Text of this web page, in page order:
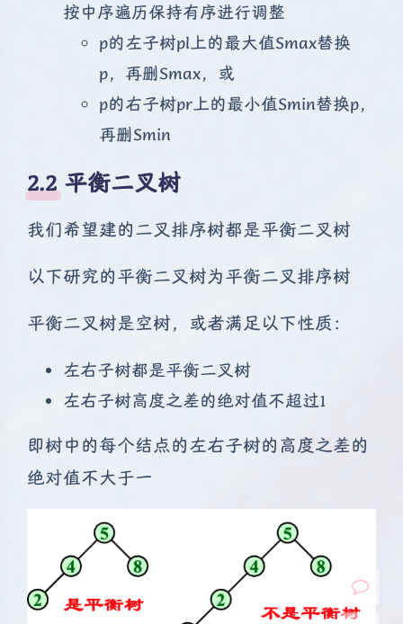
夜间模式
Sans Serif Serif
暗化
按中序遍历保持有序进行调整
p的左子树pl上的最大值Smax替换
p，再删Smax，或
p的右子树pr上的最小值Smin替换p，
再删Smin
2.2 平衡二叉树
我们希望建的二叉排序树都是平衡二叉树
以下研究的平衡二叉树为平衡二叉排序树
平衡二叉树是空树，或者满足以下性质：
左右子树都是平衡二叉树
左右子树高度之差的绝对值不超过1
即树中的每个结点的左右子树的高度之差的
绝对值不大于一